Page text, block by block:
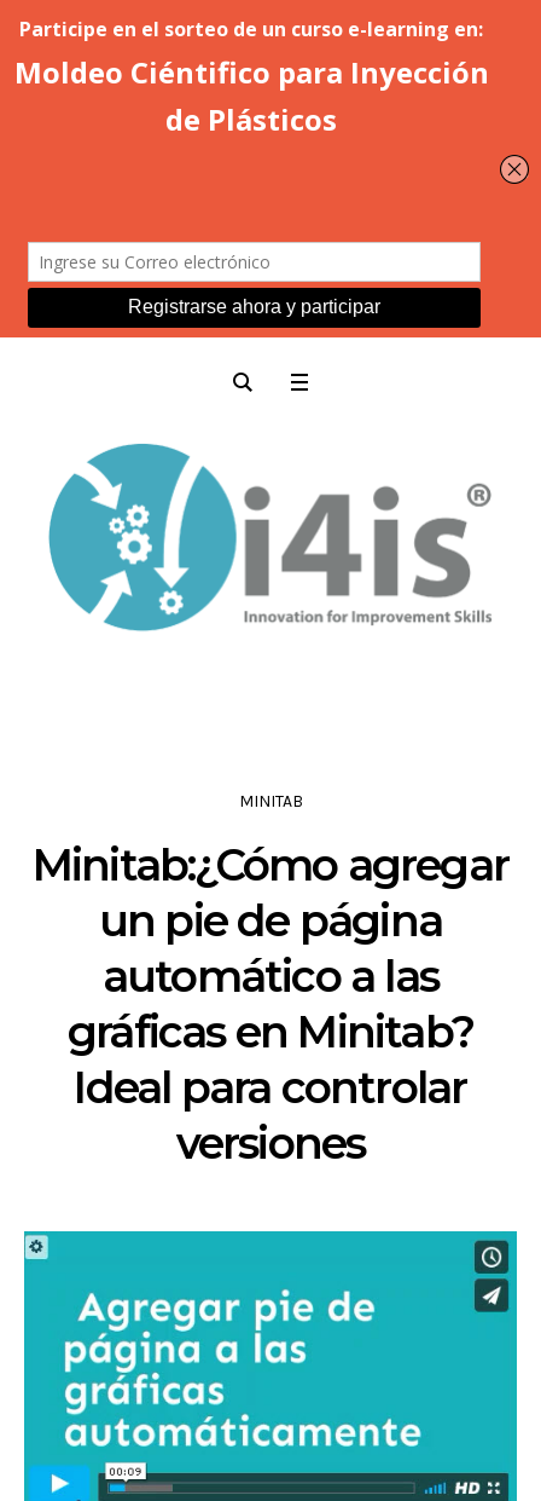
MINITAB
Minitab:¿Cómo agregar
un pie de página
automático a las
gráficas en Minitab?
Ideal para controlar
versiones